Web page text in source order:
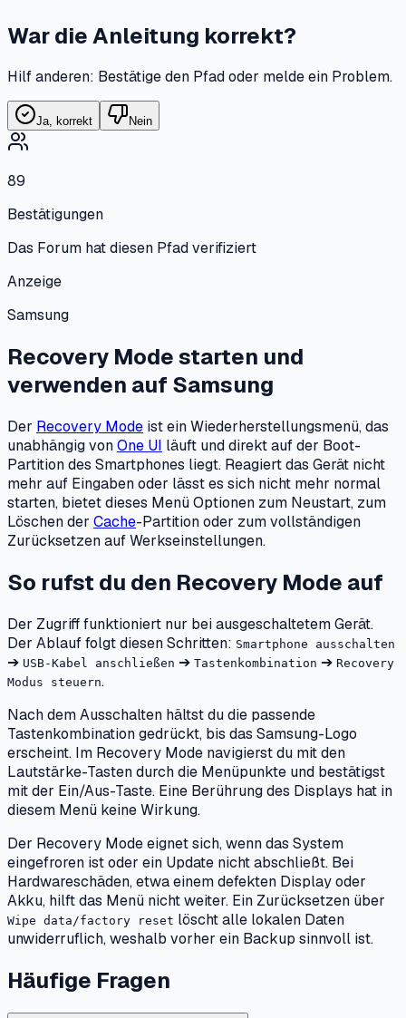
War die Anleitung korrekt?
Hilf anderen: Bestätige den Pfad oder melde ein Problem.
Ja, korrekt Nein
89
Bestätigungen
Das Forum hat diesen Pfad verifiziert
Anzeige
Samsung
Recovery Mode starten und
verwenden auf Samsung
Der Recovery Mode ist ein Wiederherstellungsmenü, das
unabhängig vonOne UI läuft und direkt auf der Boot-
Partition des Smartphones liegt. Reagiert das Gerät nicht
mehr auf Eingaben oder lässt es sich nicht mehr normal
starten, bietet dieses Menü Optionen zum Neustart, zum
Löschen der Cache-Partition oder zum vollständigen
Zurücksetzen auf Werkseinstellungen.
So rufst du den Recovery Mode auf
Der Zugriff funktioniert nur bei ausgeschaltetem Gerät.
Der Ablauf folgt diesen Schritten: Smartphone ausschalten
➔ USB-Kabel anschließen ➔ Tastenkombination ➔ Recovery
Modus steuern.
Nach dem Ausschalten hältst du die passende
Tastenkombination gedrückt, bis das Samsung-Logo
erscheint. Im Recovery Mode navigierst du mit den
Lautstärke-Tasten durch die Menüpunkte und bestätigst
mit der Ein/Aus-Taste. Eine Berührung des Displays hat in
diesem Menü keine Wirkung.
Der Recovery Mode eignet sich, wenn das System
eingefroren ist oder ein Update nicht abschließt. Bei
Hardwareschäden, etwa einem defekten Display oder
Akku, hilft das Menü nicht weiter. Ein Zurücksetzen über
Wipe data/factory reset löscht alle lokalen Daten
unwiderruflich, weshalb vorher ein Backup sinnvoll ist.
Häufige Fragen